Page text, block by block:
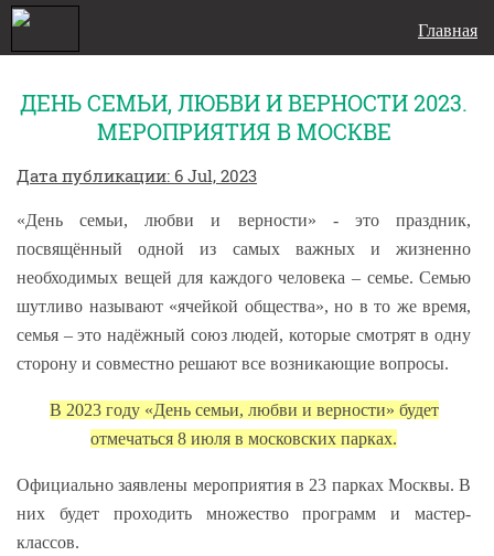
Главная
ДЕНЬ СЕМЬИ, ЛЮБВИ И ВЕРНОСТИ 2023.
МЕРОПРИЯТИЯ В МОСКВЕ
Дата публикации: 6 Jul, 2023
«День семьи, любви и верности» - это праздник,
посвящённый одной из самых важных и жизненно
необходимых вещей для каждого человека – семье. Семью
шутливо называют «ячейкой общества», но в то же время,
семья – это надёжный союз людей, которые смотрят в одну
сторону и совместно решают все возникающие вопросы.
В 2023 году «День семьи, любви и верности» будет
отмечаться 8 июля в московских парках.
Официально заявлены мероприятия в 23 парках Москвы. В
них будет проходить множество программ и мастер-
классов.